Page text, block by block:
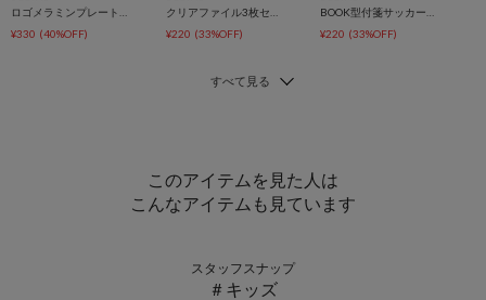
¥330 (40%OFF)
¥220 (33%OFF)
¥220 (33%OFF)
このアイテムを見た人は
こんなアイテムも見ています
スタッフスナップ
＃キッズ